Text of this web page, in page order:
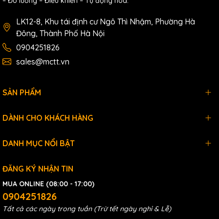
Ordering information
I-
7063AD
8-ch Isolated DI (Wet, 4~30 VDC) and 3-ch AC-
SSR Output Module with LED Display using DCON
LK12-8, Khu tái định cư Ngô Thì Nhậm, Phường Hà
Đông, Thành Phố Hà Nội
0904251826
sales@mctt.vn
SẢN PHẨM
DÀNH CHO KHÁCH HÀNG
DANH MỤC NỔI BẬT
ĐĂNG KÝ NHẬN TIN
MUA ONLINE (08:00 - 17:00)
0904251826
Tất cả các ngày trong tuần (Trừ tết ngày nghỉ & Lễ)